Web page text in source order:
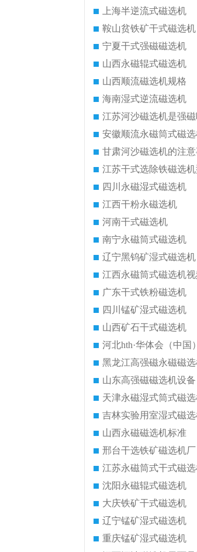
上海半逆流式磁选机
鞍山贫铁矿干式磁选机
宁夏干式强磁磁选机
山西永磁辊式磁选机
山西顺流磁选机规格
海南湿式逆流磁选机
江苏河沙磁选机是强
安徽顺流永磁筒式磁
甘肃河沙磁选机的注
江苏干式选除铁磁选
四川永磁湿式磁选机
江西干粉永磁选机
河南干式磁选机
南宁永磁筒式磁选机
辽宁黑钨矿湿式磁选机
江西永磁筒式磁选机视
广东干式铁粉磁选机
四川锰矿湿式磁选机
山西矿石干式磁选机
河北hth·华体会（中国
黑龙江高强磁永磁磁
山东高强磁磁选机设备
天津永磁湿式筒式磁
吉林实验用室湿式磁
山西永磁磁选机标准
邢台干选铁矿磁选机厂
江苏永磁筒式干式磁
沈阳永磁辊式磁选机
大庆铁矿干式磁选机
辽宁锰矿湿式磁选机
重庆锰矿湿式磁选机